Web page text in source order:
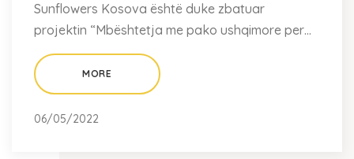
Sunflowers Kosova është duke zbatuar
projektin “Mbështetja me pako ushqimore per…
MORE
06/05/2022